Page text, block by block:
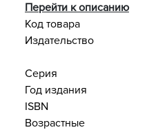
Перейти к описанию
Код товара
Издательство
Серия
Год издания
ISBN
Возрастные